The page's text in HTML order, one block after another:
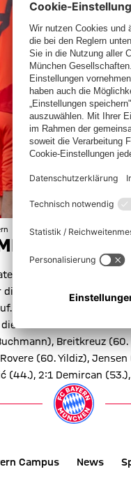
das Geschehen
Gastgeber ein (53.).
Belohnt wurde dies
Linie drücken musste
Breitkreuz
(60. Yildiz),
(44.), 2:1 Demircan
Campus News